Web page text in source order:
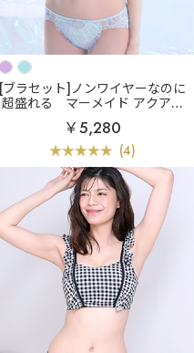
[ブラセット]ノンワイヤーなのに
超盛れる
マーメイド アクアレ
ース ノンワイヤー 超盛ブラ(R) ブ
ラジャー&ショーツ
￥5,280
(4)